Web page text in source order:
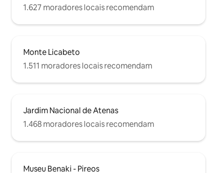
1.627 moradores locais recomendam
Monte Licabeto
1.511 moradores locais recomendam
Jardim Nacional de Atenas
1.468 moradores locais recomendam
Museu Benaki - Pireos